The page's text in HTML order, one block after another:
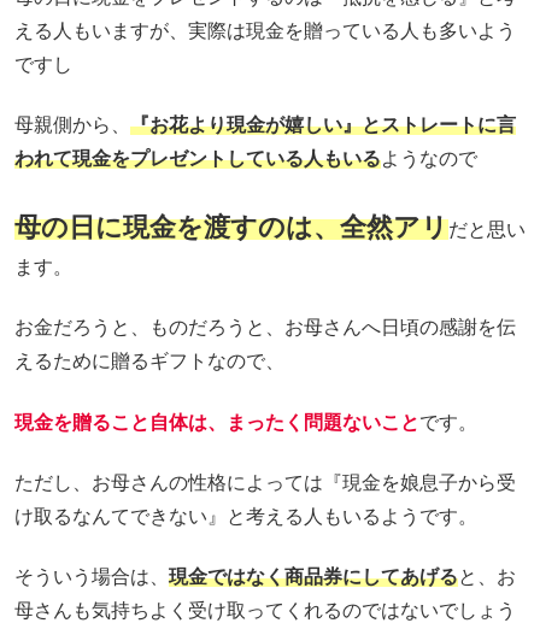
える人もいますが、実際は現金を贈っている人も多いよう
ですし
母親側から、 『お花より現金が嬉しい』とストレートに言
われて現金をプレゼントしている人もいるようなので
母の日に現金を渡すのは、全然アリだと思い
ます。
お金だろうと、ものだろうと、お母さんへ日頃の感謝を伝
えるために贈るギフトなので、
現金を贈ること自体は、まったく問題ないことです。
ただし、お母さんの性格によっては『現金を娘息子から受
け取るなんてできない』と考える人もいるようです。
そういう場合は、 現金ではなく商品券にしてあげると、お
母さんも気持ちよく受け取ってくれるのではないでしょう